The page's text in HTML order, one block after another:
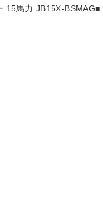
15馬力 JB15X-BSMAG■